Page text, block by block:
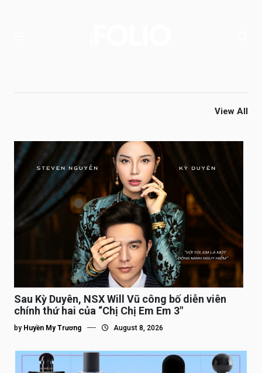
View All
Sau Kỳ Duyên, NSX Will Vũ công bố diễn viên
chính thứ hai của “Chị Chị Em Em 3″
by Huyền My Trương August 8, 2026